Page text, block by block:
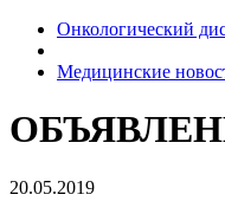
Онкологический
Медицинские
20.05.2019